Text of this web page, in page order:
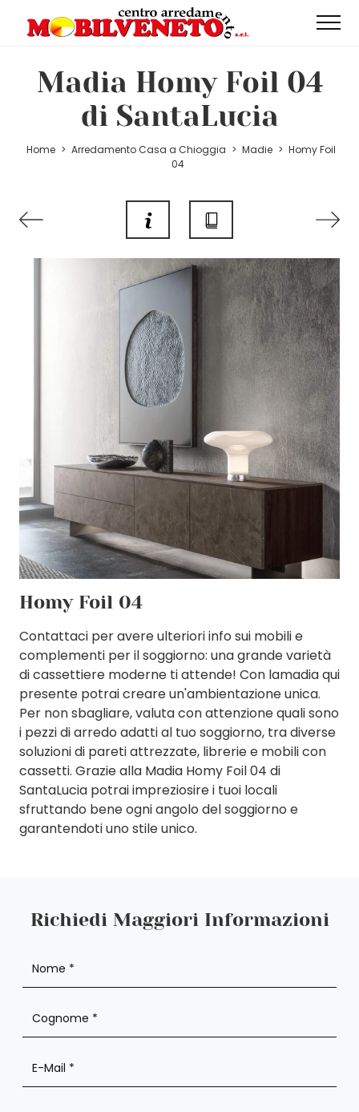
Madia Homy Foil 04
di SantaLucia
Home > Arredamento Casa a Chioggia > Madie > Homy Foil
04
Homy Foil 04
Contattaci per avere ulteriori info sui mobili e
complementi per il soggiorno: una grande varietà
di cassettiere moderne ti attende! Con lamadia qui
presente potrai creare un'ambientazione unica.
Per non sbagliare, valuta con attenzione quali sono
i pezzi di arredo adatti al tuo soggiorno, tra diverse
soluzioni di pareti attrezzate, librerie e mobili con
cassetti. Grazie alla Madia Homy Foil 04 di
SantaLucia potrai impreziosire i tuoi locali
sfruttando bene ogni angolo del soggiorno e
garantendoti uno stile unico.
Richiedi Maggiori Informazioni